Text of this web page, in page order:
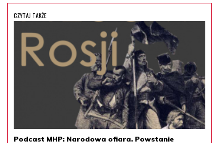
CZYTAJ TAKŻE
Podcast MHP: Narodowa ofiara. Powstanie